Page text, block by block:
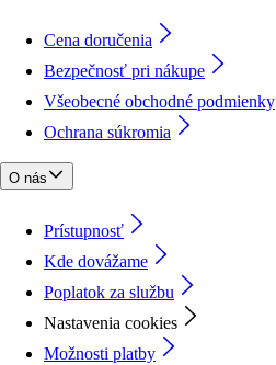
Cena doručenia
Bezpečnosť pri nákupe
Všeobecné obchodné podmienky
Ochrana súkromia
O nás
Prístupnosť
Kde dovážame
Poplatok za službu
Nastavenia cookies
Možnosti platby